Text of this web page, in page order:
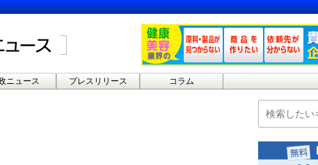
ニュース プレスリリース コラム